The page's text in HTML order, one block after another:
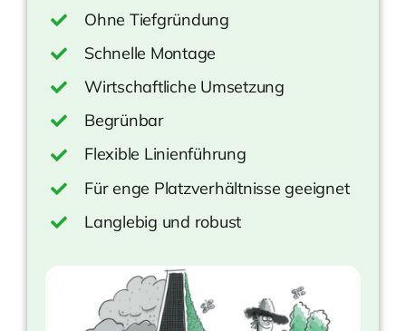
Ohne Tiefgründung
Schnelle Montage
Wirtschaftliche Umsetzung
Begrünbar
Flexible Linienführung
Für enge Platzverhältnisse geeignet
Langlebig und robust